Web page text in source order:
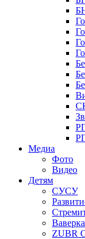
Медиа
Фото
Видео
Детям
СУСУ
ZUBR